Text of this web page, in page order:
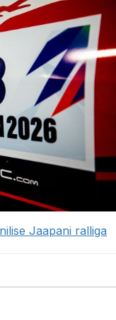
Jaapani ralliga